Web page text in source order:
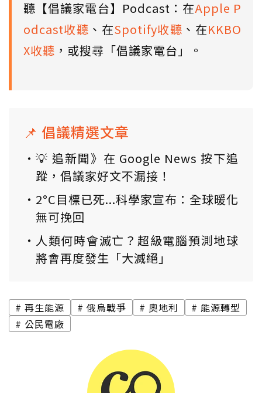
聽【倡議家電台】Podcast：在Apple P
odcast收聽 、在Spotify收聽 、在KKBO
X收聽 ，或搜尋「倡議家電台」。
📌 倡議精選文章
💡 追新聞》在 Google News 按下追
蹤，倡議家好文不漏接！
2°C目標已死...科學家宣布：全球暖化
無可挽回
人類何時會滅亡？超級電腦預測地球
將會再度發生「大滅絕」
再生能源 俄烏戰爭 奧地利
能源轉型
公民電廠